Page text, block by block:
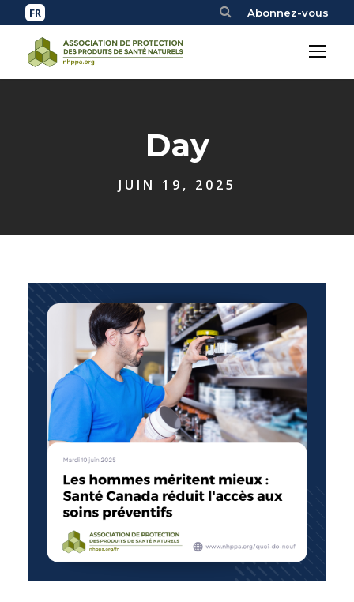
Abonnez-vous
Day
JUIN 19, 2025